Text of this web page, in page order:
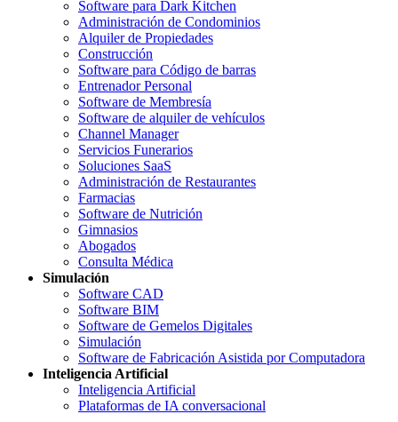
Software para Dark Kitchen
Administración de Condominios
Alquiler de Propiedades
Construcción
Software para Código de barras
Entrenador Personal
Software de Membresía
Software de alquiler de vehículos
Channel Manager
Servicios Funerarios
Soluciones SaaS
Administración de Restaurantes
Farmacias
Software de Nutrición
Gimnasios
Abogados
Consulta Médica
Simulación
Software CAD
Software BIM
Software de Gemelos Digitales
Simulación
Software de Fabricación Asistida por Computadora
Inteligencia Artificial
Inteligencia Artificial
Plataformas de IA conversacional